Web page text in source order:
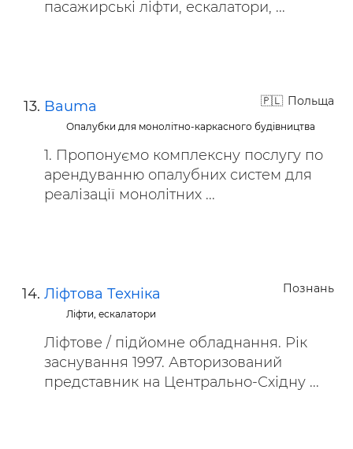
пасажирські ліфти, ескалатори, ...
Польща
Bauma
Опалубки для монолітно-каркасного будівництва
1. Пропонуємо комплексну послугу по
арендуванню опалубних систем для
реалізації монолітних ...
Познань
Ліфтова Техніка
Ліфти, ескалатори
Ліфтове / підйомне обладнання. Рік
заснування 1997. Авторизований
представник на Центрально-Східну ...